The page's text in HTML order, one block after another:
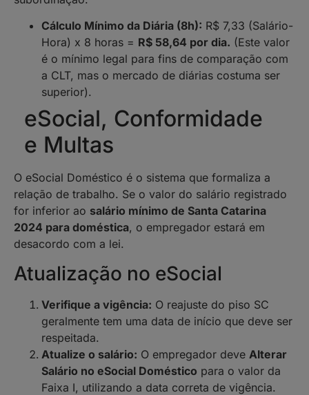
Cálculo Mínimo da Diária (8h): R$ 7,33 (Salário-
Hora) x 8 horas = R$ 58,64 por dia. (Este valor
é o mínimo legal para fins de comparação com
a CLT, mas o mercado de diárias costuma ser
superior).
eSocial, Conformidade
e Multas
O eSocial Doméstico é o sistema que formaliza a
relação de trabalho. Se o valor do salário registrado
for inferior ao salário mínimo de Santa Catarina
2024 para doméstica, o empregador estará em
desacordo com a lei.
Atualização no eSocial
Verifique a vigência: O reajuste do piso SC
geralmente tem uma data de início que deve ser
respeitada.
Atualize o salário: O empregador deve Alterar
Salário no eSocial Doméstico para o valor da
Faixa I, utilizando a data correta de vigência.